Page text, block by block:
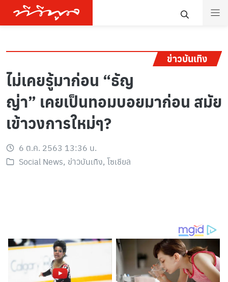
ข่าวบันเทิง
ไม่เคยรู้มาก่อน “ธัญ
ญ่า” เคยเป็นทอมบอยมาก่อน สมัย
เข้าวงการใหม่ๆ?
6 ต.ค. 2563 13:36 น.
Social News, ข่าวบันเทิง, โซเชียล